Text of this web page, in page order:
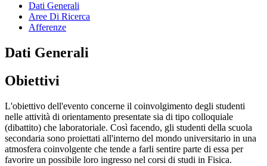
Dati Generali
Aree Di Ricerca
Afferenze
Dati Generali
Obiettivi
L'obiettivo dell'evento concerne il coinvolgimento degli studenti
nelle attività di orientamento presentate sia di tipo colloquiale
(dibattito) che laboratoriale. Così facendo, gli studenti della scuola
secondaria sono proiettati all'interno del mondo universitario in una
atmosfera coinvolgente che tende a farli sentire parte di essa per
favorire un possibile loro ingresso nel corsi di studi in Fisica.